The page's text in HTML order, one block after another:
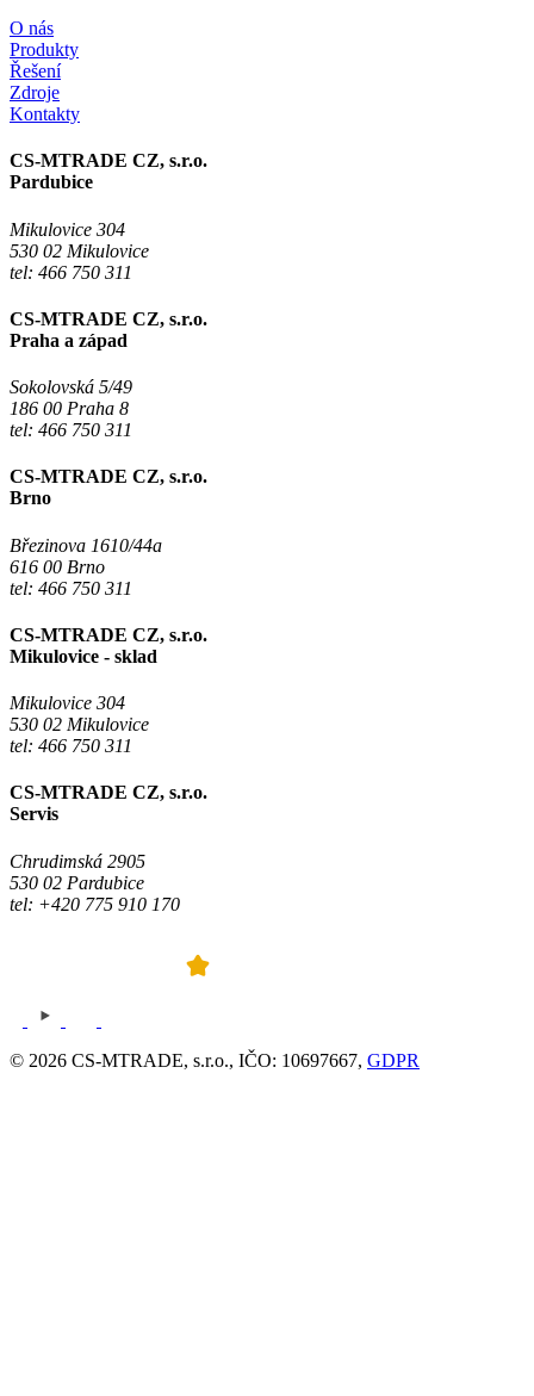
O nás
Produkty
Řešení
Zdroje
Kontakty
CS-MTRADE CZ, s.r.o.
Pardubice
Mikulovice 304
530 02 Mikulovice
tel: 466 750 311
CS-MTRADE CZ, s.r.o.
Praha a západ
Sokolovská 5/49
186 00 Praha 8
tel: 466 750 311
CS-MTRADE CZ, s.r.o.
Brno
Březinova 1610/44a
616 00 Brno
tel: 466 750 311
CS-MTRADE CZ, s.r.o.
Mikulovice - sklad
Mikulovice 304
530 02 Mikulovice
tel: 466 750 311
CS-MTRADE CZ, s.r.o.
Servis
Chrudimská 2905
530 02 Pardubice
tel: +420 775 910 170
© 2026 CS-MTRADE, s.r.o., IČO: 10697667, GDPR